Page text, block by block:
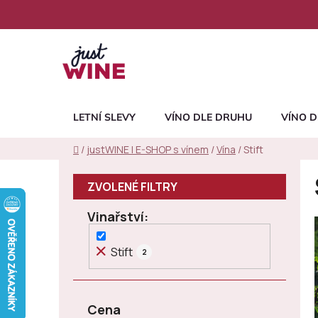
LETNÍ SLEVY VÍNO DLE DRUHU VÍNO
Domů
/ justWINE | E-SHOP s vínem /Vína /Stift
Vinařství
Stift 2
Cena